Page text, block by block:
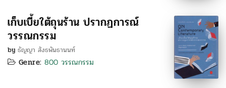
เก็บเบี้ยใต้ถุนร้าน ปรากฏการณ์
วรรณกรรม
by ธัญญา สังธพันธานนท์
Genre: 800 วรรณกรรม